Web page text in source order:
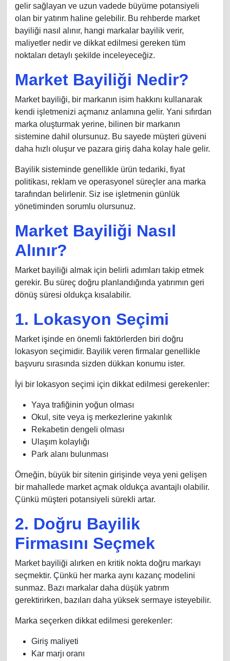
gelir sağlayan ve uzun vadede büyüme potansiyeli
olan bir yatırım haline gelebilir. Bu rehberde market
bayiliği nasıl alınır, hangi markalar bayilik verir,
maliyetler nedir ve dikkat edilmesi gereken tüm
noktaları detaylı şekilde inceleyeceğiz.
Market Bayiliği Nedir?
Market bayiliği, bir markanın isim hakkını kullanarak
kendi işletmenizi açmanız anlamına gelir. Yani sıfırdan
marka oluşturmak yerine, bilinen bir markanın
sistemine dahil olursunuz. Bu sayede müşteri güveni
daha hızlı oluşur ve pazara giriş daha kolay hale gelir.
Bayilik sisteminde genellikle ürün tedariki, fiyat
politikası, reklam ve operasyonel süreçler ana marka
tarafından belirlenir. Siz ise işletmenin günlük
yönetiminden sorumlu olursunuz.
Market Bayiliği Nasıl
Alınır?
Market bayiliği almak için belirli adımları takip etmek
gerekir. Bu süreç doğru planlandığında yatırımın geri
dönüş süresi oldukça kısalabilir.
1. Lokasyon Seçimi
Market işinde en önemli faktörlerden biri doğru
lokasyon seçimidir. Bayilik veren firmalar genellikle
başvuru sırasında sizden dükkan konumu ister.
İyi bir lokasyon seçimi için dikkat edilmesi gerekenler:
Yaya trafiğinin yoğun olması
Okul, site veya iş merkezlerine yakınlık
Rekabetin dengeli olması
Ulaşım kolaylığı
Park alanı bulunması
Örneğin, büyük bir sitenin girişinde veya yeni gelişen
bir mahallede market açmak oldukça avantajlı olabilir.
Çünkü müşteri potansiyeli sürekli artar.
2. Doğru Bayilik
Firmasını Seçmek
Market bayiliği alırken en kritik nokta doğru markayı
seçmektir. Çünkü her marka aynı kazanç modelini
sunmaz. Bazı markalar daha düşük yatırım
gerektirirken, bazıları daha yüksek sermaye isteyebilir.
Marka seçerken dikkat edilmesi gerekenler:
Giriş maliyeti
Kar marjı oranı